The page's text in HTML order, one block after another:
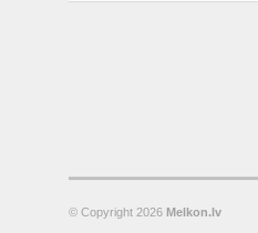
© Copyright 2026 Melkon.lv